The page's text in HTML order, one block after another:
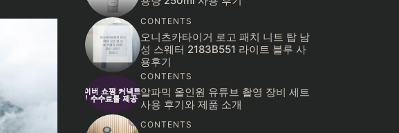
CONTENTS
오니츠카타이거 로고 패치 니트 탑 남
성 스웨터 2183B551 라이트 블루 사
용후기
CONTENTS
알파믹 올인원 유튜브 촬영 장비 세트
사용 후기와 제품 소개
CONTENTS